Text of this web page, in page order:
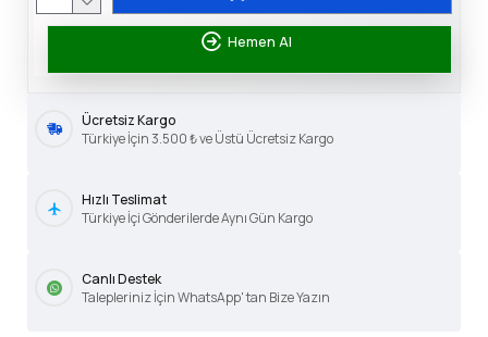
Hemen Al
Ücretsiz Kargo
Türkiye İçin 3.500 ₺ ve Üstü Ücretsiz Kargo
Hızlı Teslimat
Türkiye İçi Gönderilerde Aynı Gün Kargo
Canlı Destek
Talepleriniz İçin WhatsApp' tan Bize Yazın